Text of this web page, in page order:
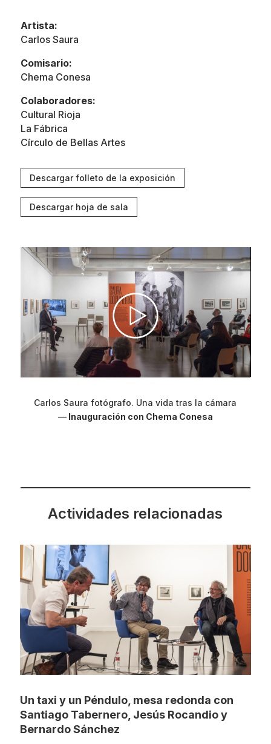
Artista:
Carlos Saura
Comisario:
Chema Conesa
Colaboradores:
Cultural Rioja
La Fábrica
Círculo de Bellas Artes
Descargar folleto de la exposición
Descargar hoja de sala
Carlos Saura fotógrafo. Una vida tras la cámara
—Inauguración con Chema Conesa
Actividades relacionadas
Un taxi y un Péndulo, mesa redonda con
Santiago Tabernero, Jesús Rocandio y
Bernardo Sánchez